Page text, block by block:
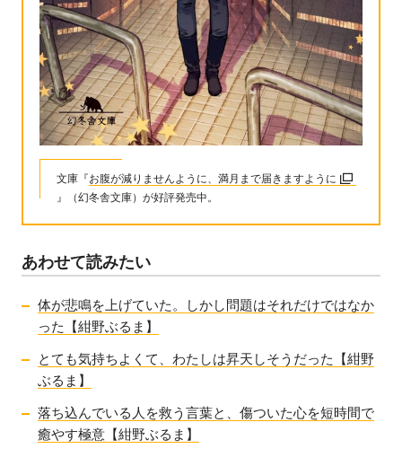
文庫『お腹が減りませんように、満月まで届きますように
』（幻冬舎文庫）が好評発売中。
あわせて読みたい
体が悲鳴を上げていた。しかし問題はそれだけではなか
った【紺野ぶるま】
とても気持ちよくて、わたしは昇天しそうだった【紺野
ぶるま】
落ち込んでいる人を救う言葉と、傷ついた心を短時間で
癒やす極意【紺野ぶるま】